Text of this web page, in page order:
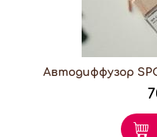
Автодиффузор